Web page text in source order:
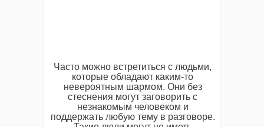
Часто можно встретиться с людьми,
которые обладают каким-то
невероятным шармом. Они без
стеснения могут заговорить с
незнакомым человеком и
поддержать любую тему в разговоре.